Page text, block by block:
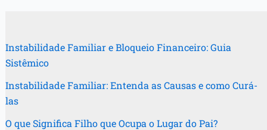
Instabilidade Familiar e Bloqueio Financeiro: Guia
Sistêmico
Instabilidade Familiar: Entenda as Causas e como Curá-
las
O que Significa Filho que Ocupa o Lugar do Pai?